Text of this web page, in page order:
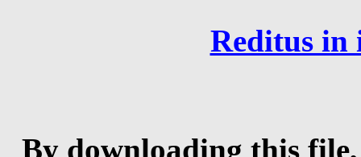
Reditus in
By downloading this